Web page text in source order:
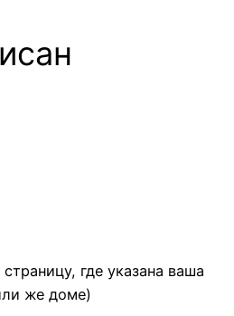
где указана ваша
же доме)